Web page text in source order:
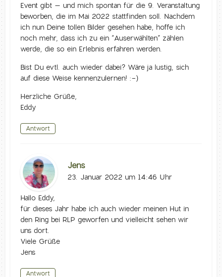
Event gibt – und mich spontan für die 9. Veranstaltung
beworben, die im Mai 2022 stattfinden soll. Nachdem
ich nun Deine tollen Bilder gesehen habe, hoffe ich
noch mehr, dass ich zu ein “Auserwählten” zählen
werde, die so ein Erlebnis erfahren werden.
Bist Du evtl. auch wieder dabei? Wäre ja lustig, sich
auf diese Weise kennenzulernen! :-)
Herzliche Grüße,
Eddy
Antwort
Jens
23. Januar 2022 um 14:46 Uhr
Hallo Eddy,
für dieses Jahr habe ich auch wieder meinen Hut in
den Ring bei RLP geworfen und vielleicht sehen wir
uns dort.
Viele Grüße
Jens
Antwort